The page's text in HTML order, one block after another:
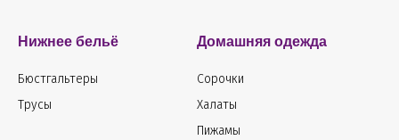
Нижнее бельё
Бюстгальтеры
Трусы
Домашняя одежда
Сорочки
Халаты
Пижамы